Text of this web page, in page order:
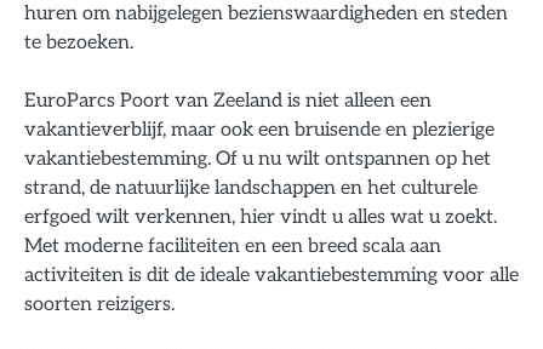
huren om nabijgelegen bezienswaardigheden en steden
te bezoeken.
EuroParcs Poort van Zeeland is niet alleen een
vakantieverblijf, maar ook een bruisende en plezierige
vakantiebestemming. Of u nu wilt ontspannen op het
strand, de natuurlijke landschappen en het culturele
erfgoed wilt verkennen, hier vindt u alles wat u zoekt.
Met moderne faciliteiten en een breed scala aan
activiteiten is dit de ideale vakantiebestemming voor alle
soorten reizigers.